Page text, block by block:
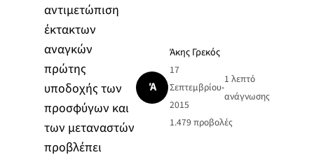
αντιμετώπιση
έκτακτων
αναγκών
πρώτης
υποδοχής των
προσφύγων και
των μεταναστών
προβλέπει
Ά
Άκης Γρεκός
17
Σεπτεμβρίου
2015
•
1 λεπτό
ανάγνωσης
1.479 προβολές